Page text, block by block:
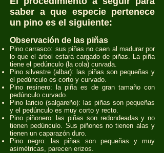
saber a que especie pertenece
un pino es el siguiente:
Observación de las piñas
Pino carrasco: sus piñas no caen al madurar por
lo que el árbol estará cargado de piñas. La piña
tiene el pedúnculo (la cola) curvada.
Pino silvestre (albar): las piñas son pequeñas y
el pedúnculo es corto y curvado.
Pino resinero: la piña es de gran tamaño con
pedúnculo curvado.
Pino laricio (salgareño): las piñas son pequeñas
y el pedúnculo es muy corto y recto.
Pino piñonero: las piñas son redondeadas y no
tienen pedúnculo. Sus piñones no tienen alas y
tienen un caparazón duro.
Pino negro: las piñas son pequeñas y muy
asimétricas, parecen erizos.